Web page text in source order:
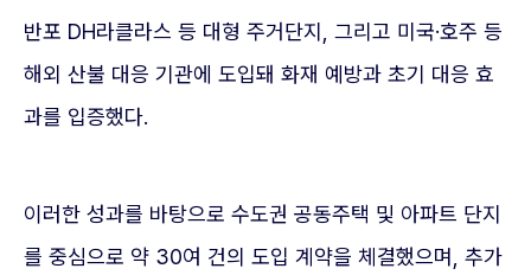
반포 DH라클라스 등 대형 주거단지, 그리고 미국·호주 등
해외 산불 대응 기관에 도입돼 화재 예방과 초기 대응 효
과를 입증했다.
이러한 성과를 바탕으로 수도권 공동주택 및 아파트 단지
를 중심으로 약 30여 건의 도입 계약을 체결했으며, 추가